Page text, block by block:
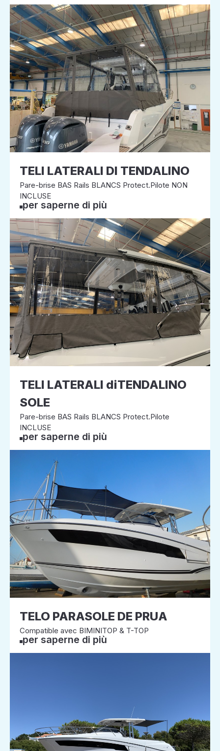
TELI LATERALI DI TENDALINO
Pare-brise BAS Rails BLANCS Protect.Pilote NON
INCLUSE
per saperne di più
TELI LATERALI diTENDALINO
SOLE
Pare-brise BAS Rails BLANCS Protect.Pilote
INCLUSE
per saperne di più
TELO PARASOLE DE PRUA
Compatible avec BIMINITOP & T-TOP
per saperne di più